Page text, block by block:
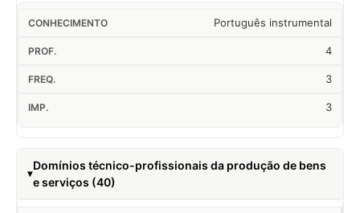
Português instrumental
4
3
3
Domínios técnico-profissionais da produção de bens
e serviços (40)